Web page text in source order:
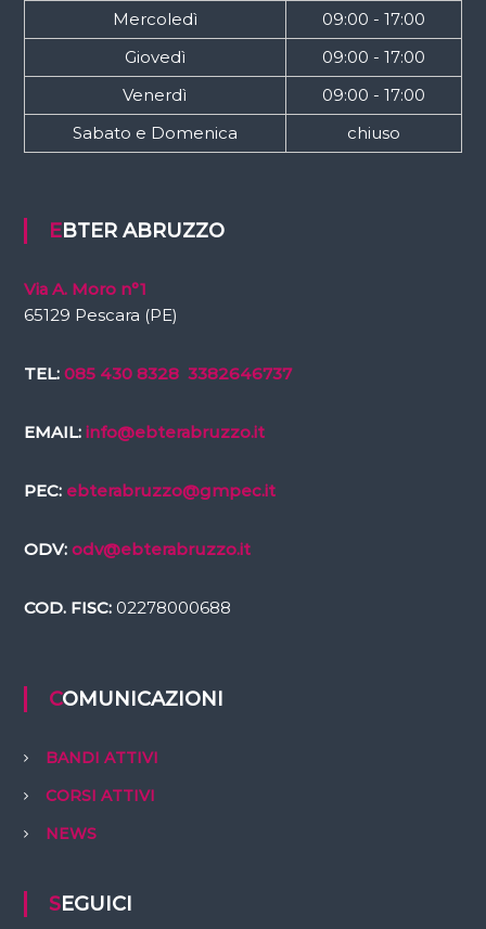
Mercoledì
09:00 - 17:00
Giovedì
09:00 - 17:00
Venerdì
09:00 - 17:00
Sabato e Domenica
chiuso
EBTER ABRUZZO
Via A. Moro n°1
65129 Pescara (PE)
TEL: 085 430 8328 3382646737
EMAIL: info@ebterabruzzo.it
PEC: ebterabruzzo@gmpec.it
ODV: odv@ebterabruzzo.it
COD. FISC:02278000688
COMUNICAZIONI
BANDI ATTIVI
CORSI ATTIVI
NEWS
SEGUICI